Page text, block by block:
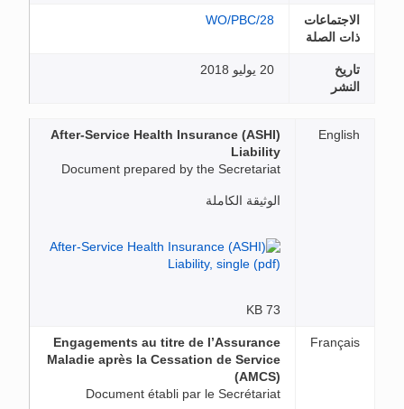
الاجتماعات
ذات الصلة
WO/PBC/28
تاريخ
النشر
20 يوليو 2018
English
After-Service Health Insurance (ASHI)
Liability
Document prepared by the Secretariat
الوثيقة الكاملة
73 KB
Français
Engagements au titre de l’Assurance
Maladie après la Cessation de Service
(AMCS)
Document établi par le Secrétariat